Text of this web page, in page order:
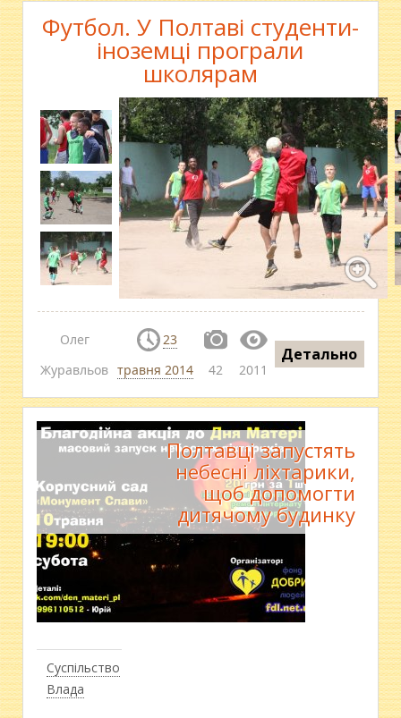
Футбол. У Полтаві студенти-
іноземці програли
школярам
Олег
Журавльов
23
травня 2014
42 2011
Детально
Суспільство
Влада
Полтавці запустять
небесні ліхтарики,
щоб допомогти
дитячому будинку